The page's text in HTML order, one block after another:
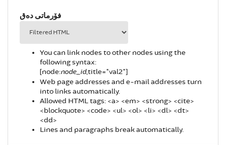
فۆرماتی دەق
You can link nodes to other nodes using the
following syntax:
[node:node_id,title="val2"]
Web page addresses and e-mail addresses turn
into links automatically.
Allowed HTML tags: <a> <em> <strong> <cite>
<blockquote> <code> <ul> <ol> <li> <dl> <dt>
<dd>
Lines and paragraphs break automatically.